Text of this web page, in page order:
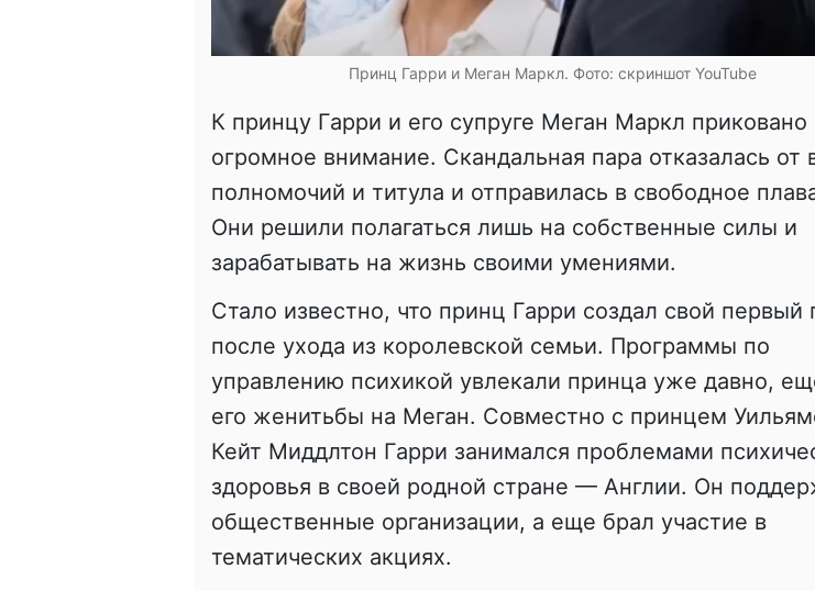
Принц Гарри и Меган Маркл. Фото: скриншот YouTube
К принцу Гарри и его супруге Меган Маркл приковано
огромное внимание. Скандальная пара отказалась от
полномочий и титула и отправилась в свободное
Они решили полагаться лишь на собственные силы и
зарабатывать на жизнь своими умениями.
Стало известно, что принц Гарри создал свой первый
после ухода из королевской семьи. Программы по
управлению психикой увлекали принца уже давно,
его женитьбы на Меган. Совместно с принцем
Кейт Миддлтон Гарри занимался проблемами
здоровья в своей родной стране — Англии. Он
общественные организации, а еще брал участие в
тематических акциях.